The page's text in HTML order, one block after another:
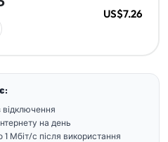
US$7.26
відключення
на день
Мбіт/с після використання